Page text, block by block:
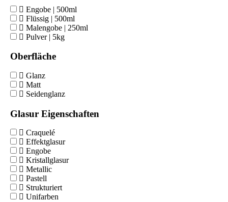
Engobe | 500ml
Flüssig | 500ml
Malengobe | 250ml
Pulver | 5kg
Oberfläche
Glanz
Matt
Seidenglanz
Glasur Eigenschaften
Craquelé
Effektglasur
Engobe
Kristallglasur
Metallic
Pastell
Strukturiert
Unifarben